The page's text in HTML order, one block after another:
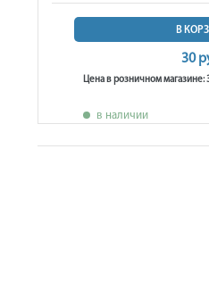
В
30
Цена в розничном магазине:
в наличии